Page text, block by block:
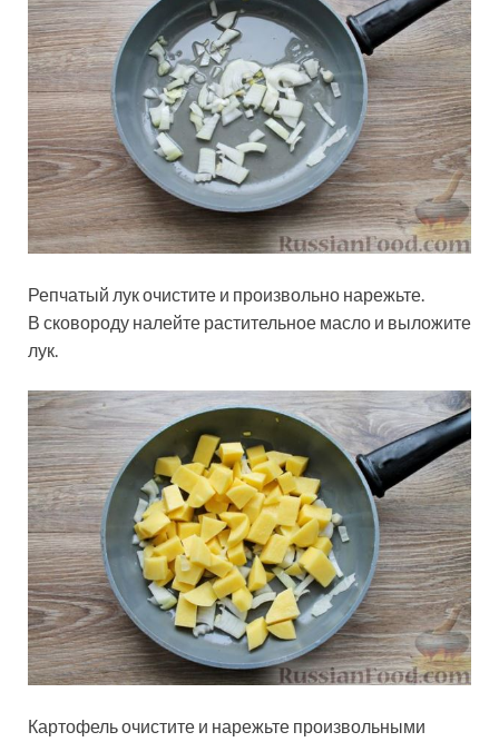
Репчатый лук очистите и произвольно нарежьте.
В сковороду налейте растительное масло и выложите
лук.
Картофель очистите и нарежьте произвольными